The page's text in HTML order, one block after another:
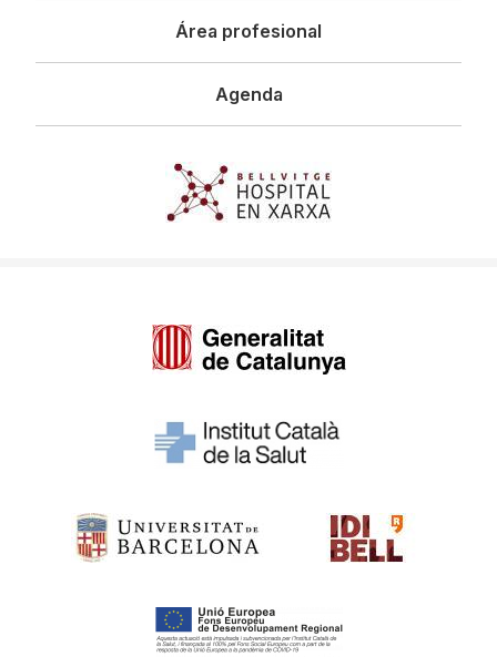
Área profesional
Agenda